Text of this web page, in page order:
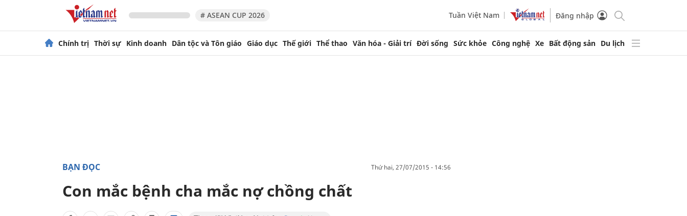
# ASEAN CUP 2026 Tuần Việt Nam Đăng nhập
Chính trị Thời sự Kinh doanh Dân tộc và Tôn giáo Giáo dục Thế giới Thể thao Văn hóa - Giải trí Đời sống Sức khỏe Công nghệ Xe Bất động sản Du lịch
BẠN ĐỌC thứ hai, 27/07/2015 - 14:56
Con mắc bệnh cha mắc nợ chồng chất